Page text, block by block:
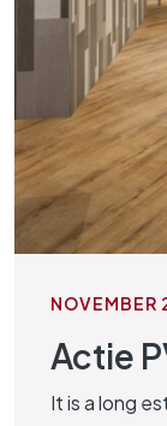
NOVEMBER
Actie
It is a long